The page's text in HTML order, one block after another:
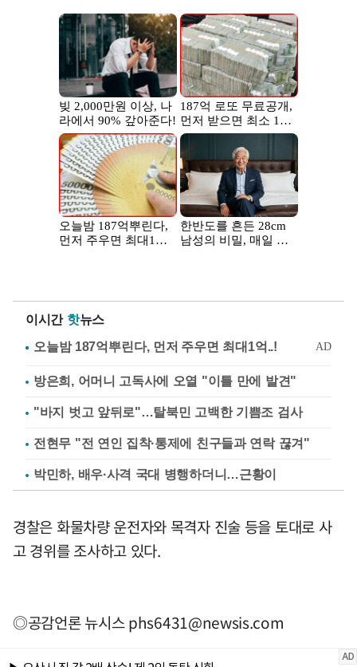
이시간 핫뉴스
방은희, 어머니 고독사에 오열 "이틀 만에 발견"
"바지 벗고 앞뒤로"…탈북민 고백한 기쁨조 검사
전현무 "전 연인 집착·통제에 친구들과 연락 끊겨"
박민하, 배우·사격 국대 병행하더니…근황이
경찰은 화물차량 운전자와 목격자 진술 등을 토대로 사
고 경위를 조사하고 있다.
◎공감언론 뉴시스phs6431@newsis.com